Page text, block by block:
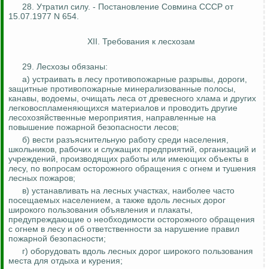
28. Утратил силу. - Постановление Совмина СССР от
15.07.1977 N 654.
XII. Требования к лесхозам
29. Лесхозы обязаны:
а) устраивать в лесу противопожарные разрывы, дороги,
защитные противопожарные минерализованные полосы,
канавы, водоемы, очищать леса от древесного хлама и других
легковоспламеняющихся материалов и проводить другие
лесохозяйственные мероприятия, направленные на
повышение пожарной безопасности лесов;
б) вести разъяснительную работу среди населения,
школьников, рабочих и служащих предприятий, организаций и
учреждений, производящих работы или имеющих объекты в
лесу, по вопросам осторожного обращения с огнем и тушения
лесных пожаров;
в) устанавливать на лесных участках, наиболее часто
посещаемых населением, а также вдоль лесных дорог
широкого пользования объявления и плакаты,
предупреждающие о необходимости осторожного обращения
с огнем в лесу и об ответственности за нарушение правил
пожарной безопасности;
г) оборудовать вдоль лесных дорог широкого пользования
места для отдыха и курения;